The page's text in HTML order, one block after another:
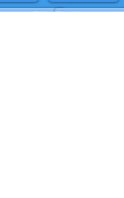
- ОфстедОксфордська